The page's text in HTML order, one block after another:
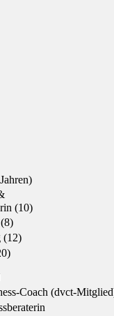
(10)
(12)
Coach (dvct-